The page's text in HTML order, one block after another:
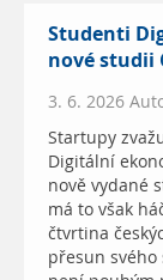
Studenti
nové studii
3. 6. 2026
Startupy
Digitální
nově vydané
má to však
čtvrtina
přesun